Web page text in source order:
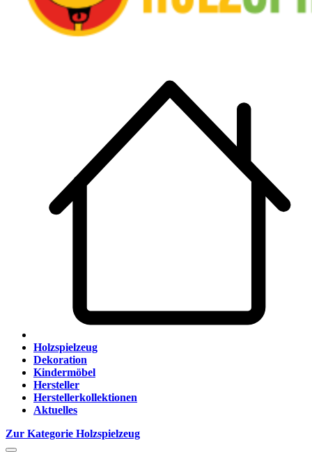
Holzspielzeug
Dekoration
Kindermöbel
Hersteller
Herstellerkollektionen
Aktuelles
Zur Kategorie Holzspielzeug